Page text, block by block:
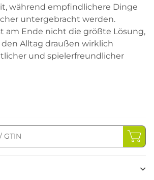
während empfindlichere Dinge
untergebracht werden.
am Ende nicht die größte Lösung,
Alltag draußen wirklich
und spielerfreundlicher